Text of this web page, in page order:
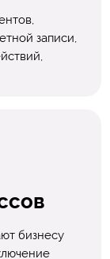
записи,
бизнесу